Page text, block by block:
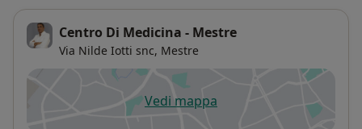
Centro Di Medicina - Mestre
Via Nilde Iotti snc, Mestre
Vedi mappasi apre in una nuova scheda